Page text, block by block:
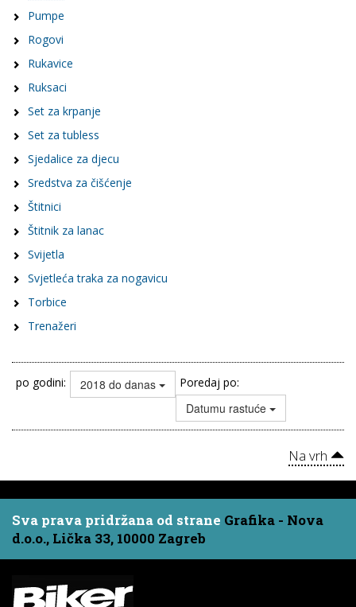
Pumpe
Rogovi
Rukavice
Ruksaci
Set za krpanje
Set za tubless
Sjedalice za djecu
Sredstva za čišćenje
Štitnici
Štitnik za lanac
Svijetla
Svjetleća traka za nogavicu
Torbice
Trenažeri
po godini: 2018 do danas Poredaj po:
Datumu rastuće
Na vrh
Sva prava pridržana od strane Grafika - Nova
d.o.o., Lička 33, 10000 Zagreb